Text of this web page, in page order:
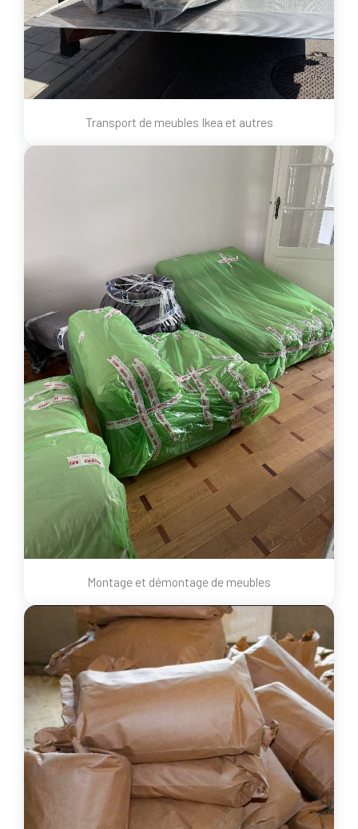
Transport de meubles Ikea et autres
Montage et démontage de meubles